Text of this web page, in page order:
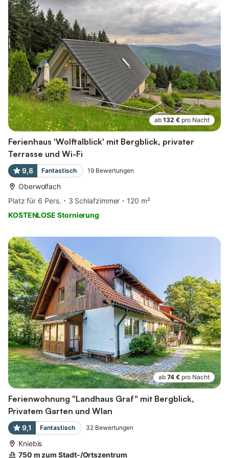
ab 132 € pro Nacht
Ferienhaus 'Wolftalblick' mit Bergblick, privater
Terrasse und Wi-Fi
9,8 Fantastisch 19 Bewertungen
Oberwolfach
Platz für 6 Pers.
3 Schlafzimmer
120 m²
KOSTENLOSE Stornierung
ab 74 € pro Nacht
Ferienwohnung "Landhaus Graf" mit Bergblick,
Privatem Garten und Wlan
9,1 Fantastisch 32 Bewertungen
Kniebis
750 m zum Stadt-/Ortszentrum